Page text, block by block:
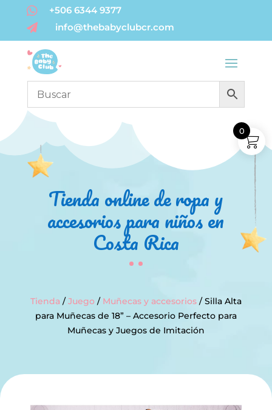
 +506 6344 9377
 info@thebabyclubcr.com
Tienda online de ropa y
accesorios para niños en
Costa Rica
Tienda /Juego / Muñecas y accesorios/ Silla Alta
para Muñecas de 18” – Accesorio Perfecto para
Muñecas y Juegos de Imitación
0